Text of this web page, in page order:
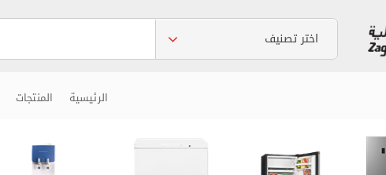
الرئيسية المنتجات